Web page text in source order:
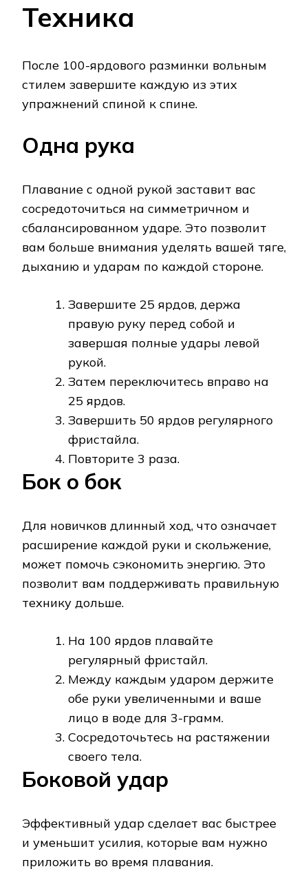
Техника
После 100-ярдового разминки вольным
стилем завершите каждую из этих
упражнений спиной к спине.
Одна рука
Плавание с одной рукой заставит вас
сосредоточиться на симметричном и
сбалансированном ударе. Это позволит
вам больше внимания уделять вашей тяге,
дыханию и ударам по каждой стороне.
Завершите 25 ярдов, держа
правую руку перед собой и
завершая полные удары левой
рукой.
Затем переключитесь вправо на
25 ярдов.
Завершить 50 ярдов регулярного
фристайла.
Повторите 3 раза.
Бок о бок
Для новичков длинный ход, что означает
расширение каждой руки и скольжение,
может помочь сэкономить энергию. Это
позволит вам поддерживать правильную
технику дольше.
На 100 ярдов плавайте
регулярный фристайл.
Между каждым ударом держите
обе руки увеличенными и ваше
лицо в воде для 3-грамм.
Сосредоточьтесь на растяжении
своего тела.
Боковой удар
Эффективный удар сделает вас быстрее
и уменьшит усилия, которые вам нужно
приложить во время плавания.